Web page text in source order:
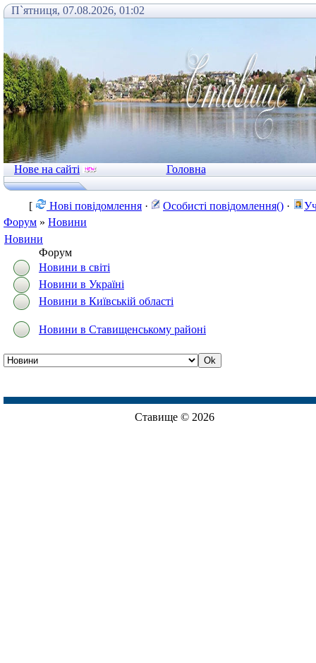
П`ятниця, 07.08.2026, 01:02
Нове на сайті Головна
[ Нові повідомлення · Особисті повідомлення() ·
Форум » Новини
Новини
Форум
Новини в світі
Новини в Україні
Новини в Київській області
Новини в Ставищенському районі
Ставище © 2026